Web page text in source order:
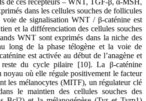
de ces récepteurs – WNT, TGF-β, α-MSH,
dans les cellules souches de follicules
de signalisation WNT / β-caténine est
et la différenciation des cellules souches
WNT sont exprimés dans la niche des
long de la phase télogène et la voie de
est activée au début de l’anagène et
reste du cycle pilaire [10]. La β-caténine
noyau où elle régule positivement le facteur
les mélanocytes (MITF), un régulateur clé
le maintien des cellules souches des